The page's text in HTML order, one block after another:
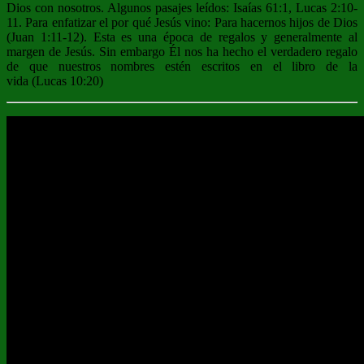
Dios con nosotros. Algunos pasajes leídos: Isaías 61:1, Lucas 2:10-
11. Para enfatizar el por qué Jesús vino: Para hacernos hijos de Dios
(Juan 1:11-12). Esta es una época de regalos y generalmente al
margen de Jesús. Sin embargo Él nos ha hecho el verdadero regalo
de que nuestros nombres estén escritos en el libro de la
vida (Lucas 10:20)